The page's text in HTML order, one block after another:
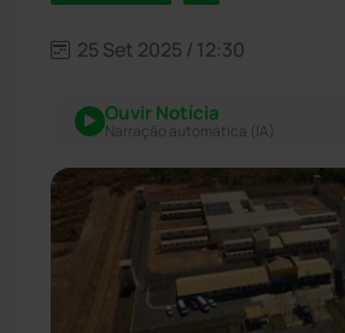
25 Set 2025 / 12:30
Ouvir Notícia
Narração automática (IA)